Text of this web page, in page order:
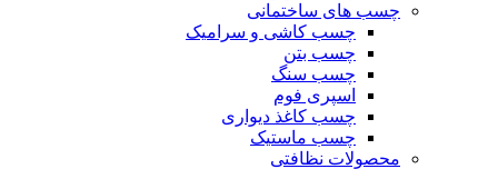
چسب های ساختمانی
چسب کاشی و سرامیک
چسب بتن
چسب سنگ
اسپری فوم
چسب کاغذ دیواری
چسب ماستیک
محصولات نظافتی